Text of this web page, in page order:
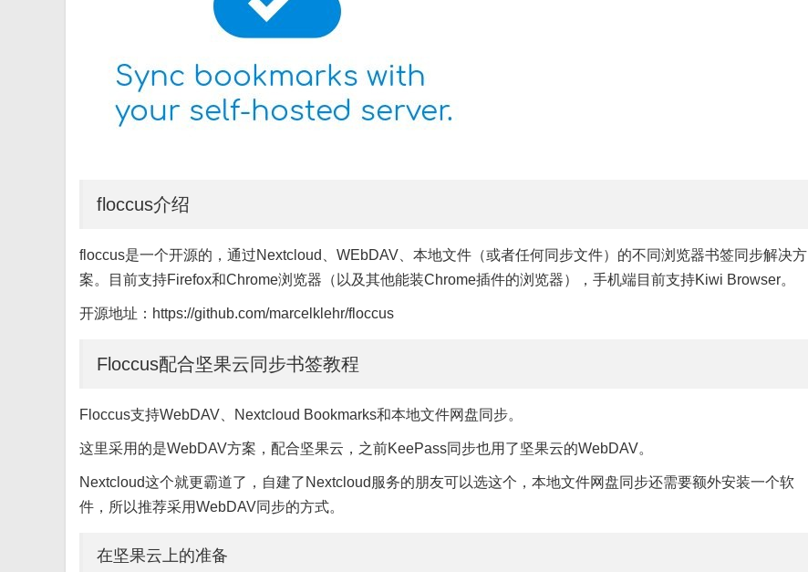
floccus介绍
floccus是一个开源的，通过Nextcloud、WEbDAV、本地文件（或者任何同步文件）的不同浏览器书签同步解决方
案。目前支持Firefox和Chrome浏览器（以及其他能装Chrome插件的浏览器），手机端目前支持Kiwi Browser。
开源地址：https://github.com/marcelklehr/floccus
Floccus配合坚果云同步书签教程
Floccus支持WebDAV、Nextcloud Bookmarks和本地文件网盘同步。
这里采用的是WebDAV方案，配合坚果云，之前KeePass同步也用了坚果云的WebDAV。
Nextcloud这个就更霸道了，自建了Nextcloud服务的朋友可以选这个，本地文件网盘同步还需要额外安装一个软
件，所以推荐采用WebDAV同步的方式。
在坚果云上的准备